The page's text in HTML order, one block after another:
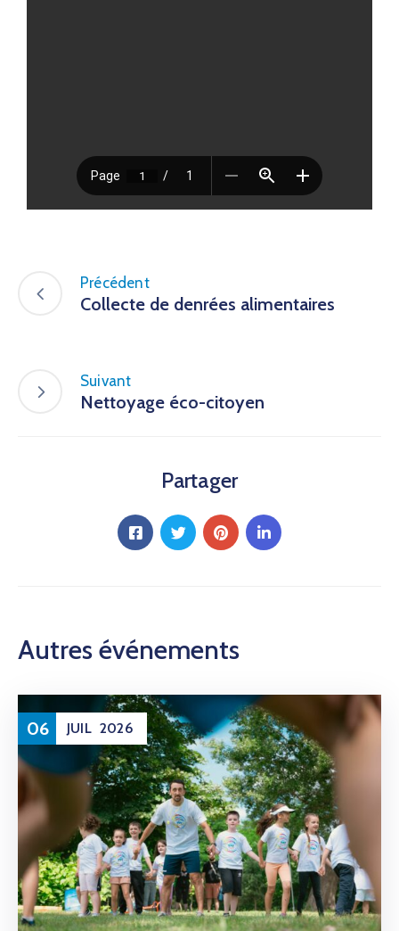
Précédent
Collecte de denrées alimentaires
Suivant
Nettoyage éco-citoyen
Partager
Autres événements
06 JUIL 2026